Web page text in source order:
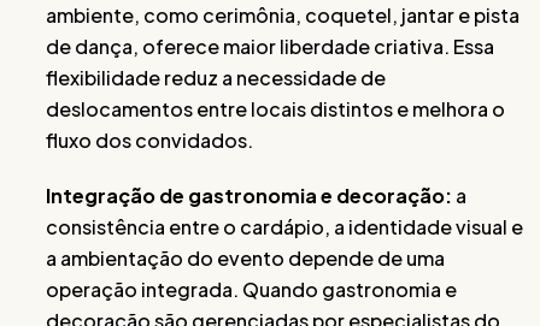
ambiente, como cerimônia, coquetel, jantar e pista
de dança, oferece maior liberdade criativa. Essa
flexibilidade reduz a necessidade de
deslocamentos entre locais distintos e melhora o
fluxo dos convidados.
Integração de gastronomia e decoração: a
consistência entre o cardápio, a identidade visual e
a ambientação do evento depende de uma
operação integrada. Quando gastronomia e
decoração são gerenciadas por especialistas do